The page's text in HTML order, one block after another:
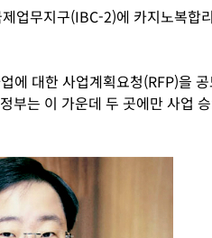
업무지구(IBC-2)에 카지노복합
에 대한 사업계획요청(RFP)을
부는 이 가운데 두 곳에만 사업